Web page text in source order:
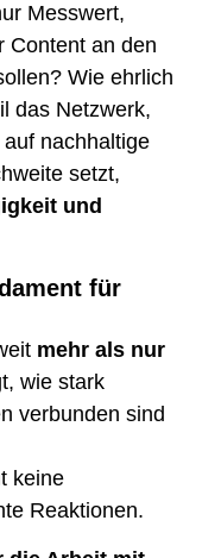
Messwert,
Content an den
Wie ehrlich
das Netzwerk,
nachhaltige
setzt,
und
für
mehr als nur
wie stark
verbunden sind
keine
Reaktionen.